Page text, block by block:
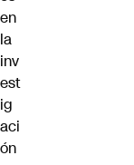
en
la
inv
est
ig
aci
ón